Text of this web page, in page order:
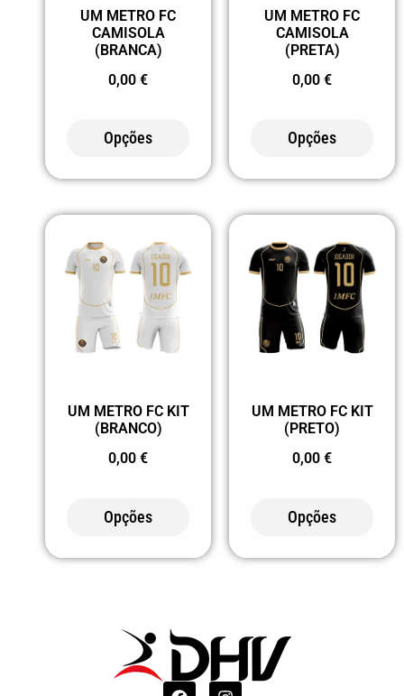
UM METRO FC
CAMISOLA
(BRANCA)
0,00 €
Opções
UM METRO FC
CAMISOLA
(PRETA)
0,00 €
Opções
UM METRO FC KIT
(BRANCO)
0,00 €
Opções
UM METRO FC KIT
(PRETO)
0,00 €
Opções